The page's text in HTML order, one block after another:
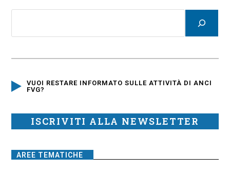
VUOI RESTARE INFORMATO SULLE ATTIVITÀ DI ANCI
FVG?
ISCRIVITI ALLA NEWSLETTER
AREE TEMATICHE